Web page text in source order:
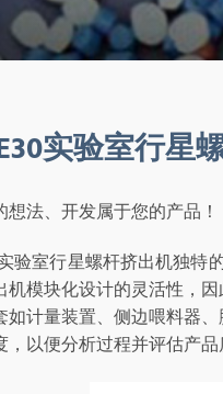
实验室行星
想法、开发属于您的产品！
验室行星螺杆挤出机独特
机模块化设计的灵活性，
如计量装置、侧边喂料器
，以便分析过程并评估产品